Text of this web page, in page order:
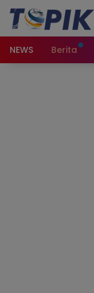
Langsung
konten
NEWS
Berita